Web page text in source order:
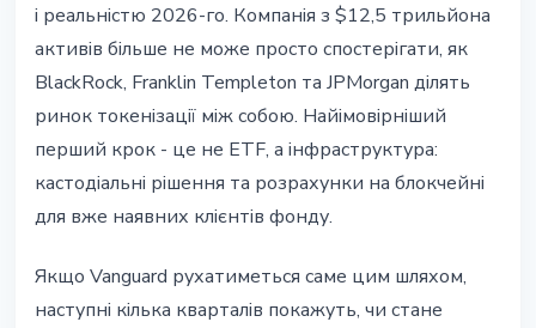
і реальністю 2026-го. Компанія з $12,5 трильйона
активів більше не може просто спостерігати, як
BlackRock, Franklin Templeton та JPMorgan ділять
ринок токенізації між собою. Найімовірніший
перший крок - це не ETF, а інфраструктура:
кастодіальні рішення та розрахунки на блокчейні
для вже наявних клієнтів фонду.
Якщо Vanguard рухатиметься саме цим шляхом,
наступні кілька кварталів покажуть, чи стане